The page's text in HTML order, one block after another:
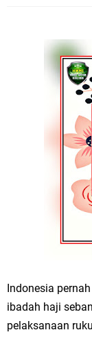
Indonesia
ibadah haji
pelaksanaan